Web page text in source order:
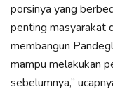
porsinya yang
penting masyarakat
membangun
mampu melakukan
sebelumnya,”